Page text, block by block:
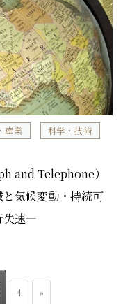
産業
科学・技術
and Telephone）
気候変動・持続可
失速―
4 »